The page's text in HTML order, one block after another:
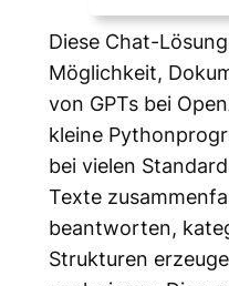
Diese Chat-
Möglichkeit,
von GPTs bei
kleine
bei vielen
Texte
beantworten,
Strukturen